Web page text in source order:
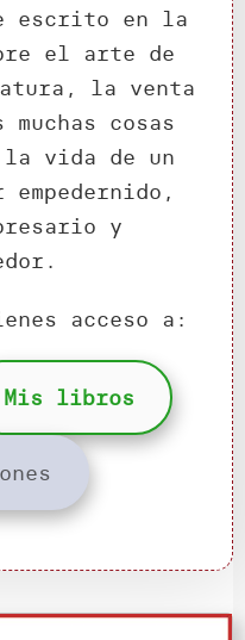
escrito en la
el arte de
la venta
cosas
la vida de un
y
acceso a:
Mis libros